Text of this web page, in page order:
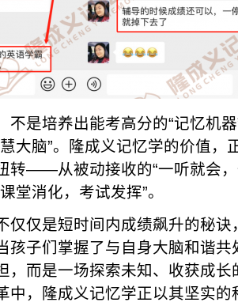
不是培养出能考高分的“记忆机
大脑”。隆成义记忆学的价值，
转——从被动接收的“一听就会
堂消化，考试发挥”。
仅仅是短时间内成绩飙升的秘
孩子们掌握了与自身大脑和谐
，而是一场探索未知、收获成
中，隆成义记忆学正以其坚实